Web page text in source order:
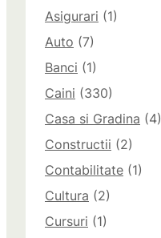
Asigurari (1)
Auto (7)
Banci (1)
Caini (330)
Casa si Gradina (4)
Constructii (2)
Contabilitate (1)
Cultura (2)
Cursuri (1)